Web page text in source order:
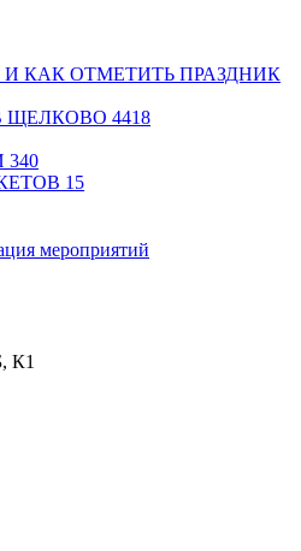
И КАК ОТМЕТИТЬ ПРАЗДНИК
ЩЕЛКОВО 4418
340
15
мероприятий
К1